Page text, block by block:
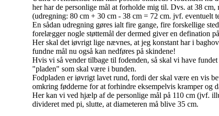
her har de personlige mål at forholde mig til. Dvs. at 38 cm,
(udregning: 80 cm + 30 cm - 38 cm = 72 cm. jvf. eventuelt
En sådan udregning gøres ialt fire gange, fire forskellige
forelægger nogle støttemål der dermed giver en defination
Her skal det iøvrigt lige nævnes, at jeg konstant har i
fundne mål nu også kan nedføres på skindene!
Hvis vi så vender tilbage til fodenden, så skal vi have fundet
"pladen" som skal være i bunden.
Fodpladen er iøvrigt lavet rund, fordi der skal være en vis
omkring fødderne for at forhindre eksempelvis kramper og
Her kan vi ved hjælp af de personlige mål på 110 cm (jvf.
divideret med pi, slutte, at diameteren må blive 35 cm.